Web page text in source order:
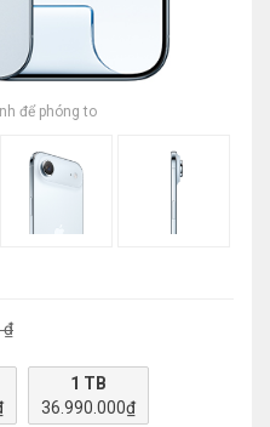
để phóng to
₫
1 TB
36.990.000₫